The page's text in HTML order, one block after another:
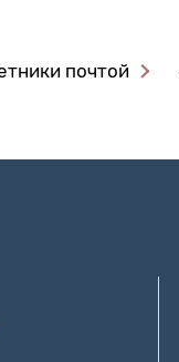
почтой